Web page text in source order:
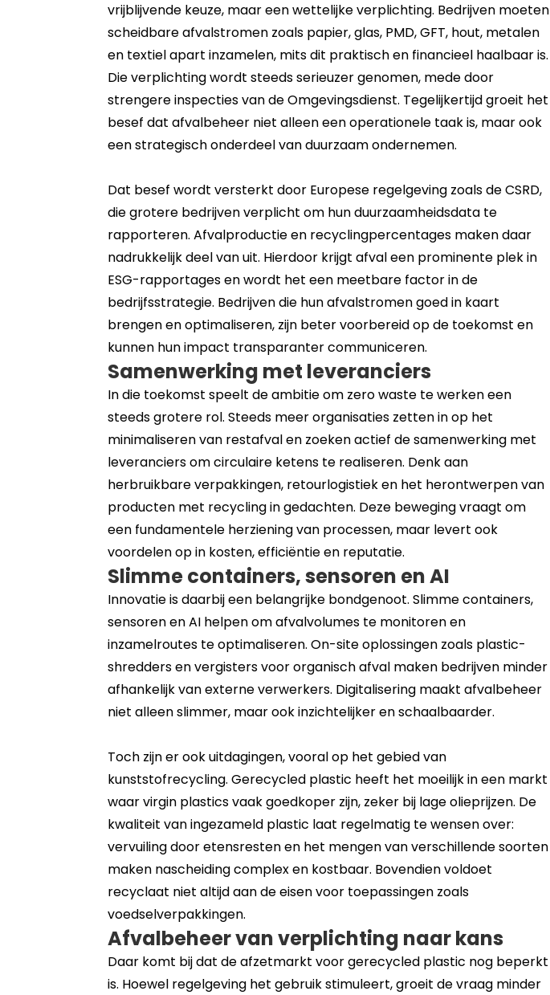
vrijblijvende keuze, maar een wettelijke verplichting. Bedrijven moeten
scheidbare afvalstromen zoals papier, glas, PMD, GFT, hout, metalen
en textiel apart inzamelen, mits dit praktisch en financieel haalbaar is.
Die verplichting wordt steeds serieuzer genomen, mede door
strengere inspecties van de Omgevingsdienst. Tegelijkertijd groeit het
besef dat afvalbeheer niet alleen een operationele taak is, maar ook
een strategisch onderdeel van duurzaam ondernemen.
Dat besef wordt versterkt door Europese regelgeving zoals de CSRD,
die grotere bedrijven verplicht om hun duurzaamheidsdata te
rapporteren. Afvalproductie en recyclingpercentages maken daar
nadrukkelijk deel van uit. Hierdoor krijgt afval een prominente plek in
ESG-rapportages en wordt het een meetbare factor in de
bedrijfsstrategie. Bedrijven die hun afvalstromen goed in kaart
brengen en optimaliseren, zijn beter voorbereid op de toekomst en
kunnen hun impact transparanter communiceren.
Samenwerking met leveranciers
In die toekomst speelt de ambitie om zero waste te werken een
steeds grotere rol. Steeds meer organisaties zetten in op het
minimaliseren van restafval en zoeken actief de samenwerking met
leveranciers om circulaire ketens te realiseren. Denk aan
herbruikbare verpakkingen, retourlogistiek en het herontwerpen van
producten met recycling in gedachten. Deze beweging vraagt om
een fundamentele herziening van processen, maar levert ook
voordelen op in kosten, efficiëntie en reputatie.
Slimme containers, sensoren en AI
Innovatie is daarbij een belangrijke bondgenoot. Slimme containers,
sensoren en AI helpen om afvalvolumes te monitoren en
inzamelroutes te optimaliseren. On-site oplossingen zoals plastic-
shredders en vergisters voor organisch afval maken bedrijven minder
afhankelijk van externe verwerkers. Digitalisering maakt afvalbeheer
niet alleen slimmer, maar ook inzichtelijker en schaalbaarder.
Toch zijn er ook uitdagingen, vooral op het gebied van
kunststofrecycling. Gerecycled plastic heeft het moeilijk in een markt
waar virgin plastics vaak goedkoper zijn, zeker bij lage olieprijzen. De
kwaliteit van ingezameld plastic laat regelmatig te wensen over:
vervuiling door etensresten en het mengen van verschillende soorten
maken nascheiding complex en kostbaar. Bovendien voldoet
recyclaat niet altijd aan de eisen voor toepassingen zoals
voedselverpakkingen.
Afvalbeheer van verplichting naar kans
Daar komt bij dat de afzetmarkt voor gerecycled plastic nog beperkt
is. Hoewel regelgeving het gebruik stimuleert, groeit de vraag minder